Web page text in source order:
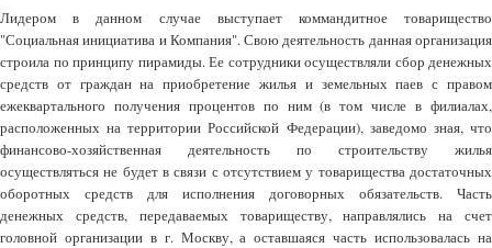
Лидером в данном случае выступает коммандитное товарищество
"Социальная инициатива и Компания". Свою деятельность данная организация
строила по принципу пирамиды. Ее сотрудники осуществляли сбор денежных
средств от граждан на приобретение жилья и земельных паев с правом
ежеквартального получения процентов по ним (в том числе в филиалах,
расположенных на территории Российской Федерации), заведомо зная, что
финансово-хозяйственная деятельность по строительству жилья
осуществляться не будет в связи с отсутствием у товарищества достаточных
оборотных средств для исполнения договорных обязательств. Часть
денежных средств, передаваемых товариществу, направлялись на счет
головной организации в г. Москву, а оставшаяся часть использовалась на